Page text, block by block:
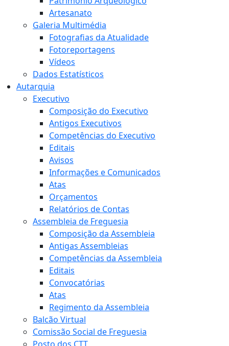
Artesanato
Galeria Multimédia
Fotografias da Atualidade
Fotoreportagens
Vídeos
Dados Estatísticos
Autarquia
Executivo
Composição do Executivo
Antigos Executivos
Competências do Executivo
Editais
Avisos
Informações e Comunicados
Atas
Orçamentos
Relatórios de Contas
Assembleia de Freguesia
Composição da Assembleia
Antigas Assembleias
Competências da Assembleia
Editais
Convocatórias
Atas
Regimento da Assembleia
Balcão Virtual
Comissão Social de Freguesia